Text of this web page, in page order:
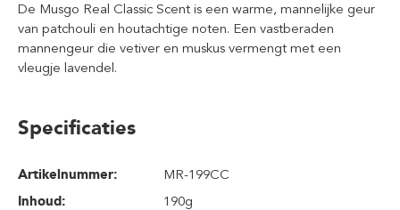
De Musgo Real Classic Scent is een warme, mannelijke geur
van patchouli en houtachtige noten. Een vastberaden
mannengeur die vetiver en muskus vermengt met een
vleugje lavendel.
Specificaties
Artikelnummer:
MR-199CC
Inhoud:
190g